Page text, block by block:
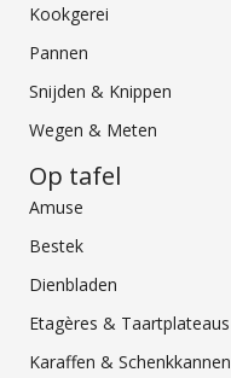
Kookgerei
Pannen
Snijden & Knippen
Wegen & Meten
Op tafel
Amuse
Bestek
Dienbladen
Etagères & Taartplateaus
Karaffen & Schenkkannen